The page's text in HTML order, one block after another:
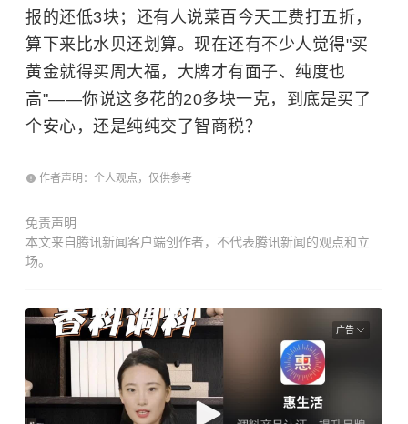
报的还低3块；还有人说菜百今天工费打五折，
算下来比水贝还划算。现在还有不少人觉得"买
黄金就得买周大福，大牌才有面子、纯度也
高"——你说这多花的20多块一克，到底是买了
个安心，还是纯纯交了智商税？
作者声明：个人观点，仅供参考
免责声明
本文来自腾讯新闻客户端创作者，不代表腾讯新闻的观点和立
场。
广告